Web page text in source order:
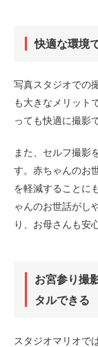
快適な環境
写真スタジオでの
も大きなメリット
っても快適に撮影
また、セルフ撮影
す。赤ちゃんのお
を軽減することに
ゃんのお世話がし
り、お母さんも安
お宮参り撮
タルできる
スタジオマリオで